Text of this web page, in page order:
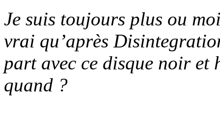
Je suis toujours plus ou
vrai qu’après
part avec ce disque noir et
quand ?